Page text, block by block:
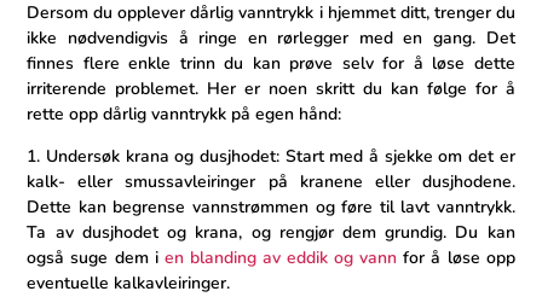
Dersom du ⁢opplever ⁢dårlig vanntrykk i hjemmet ditt, trenger⁢ du
ikke nødvendigvis å ringe en rørlegger med en gang. Det
finnes flere⁤ enkle trinn​ du kan prøve selv for å løse dette
irriterende‍ problemet. Her er noen skritt du kan‌ følge for å
rette opp dårlig vanntrykk på egen hånd:
1. Undersøk⁤ krana og ‌dusjhodet: Start med å sjekke om ⁣det er
kalk- eller smussavleiringer ⁢på kranene eller dusjhodene.
Dette kan‍ begrense vannstrømmen og føre til lavt vanntrykk.
Ta av dusjhodet og krana, og rengjør dem grundig. ⁤Du kan
også suge dem i en blanding av eddik og‌ vann for å løse opp
eventuelle kalkavleiringer.